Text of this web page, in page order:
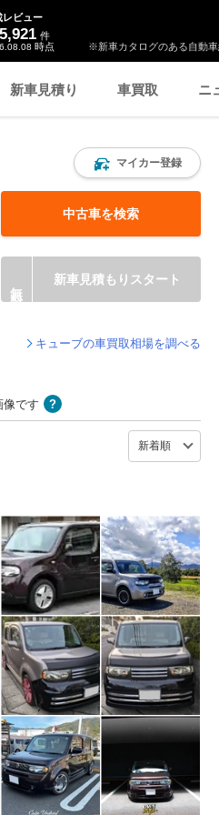
※新車カタログのある自動車
レビュー
件
時点
新車見積り 車買取 ニ
マイカー登録
中古車を検索
新車見積もりスタート
キューブの車買取相場を調べる
像です